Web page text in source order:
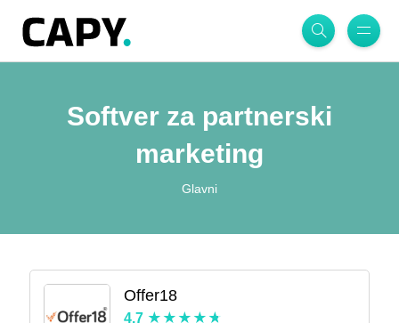
Softver za partnerski
marketing
Glavni
Offer18
4.7